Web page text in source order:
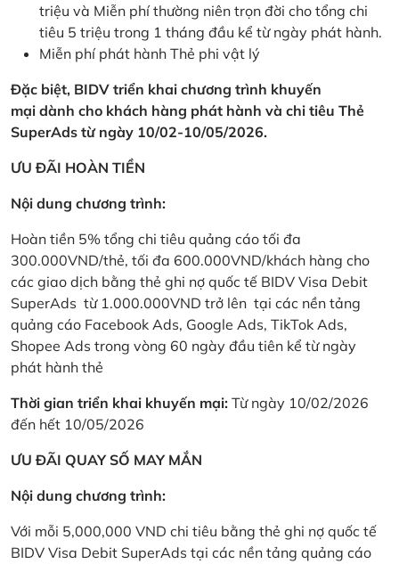
triệu và Miễn phí thường niên trọn đời cho tổng chi
tiêu 5 triệu trong 1 tháng đầu kể từ ngày phát hành.
Miễn phí phát hành Thẻ phi vật lý
Đặc biệt, BIDV triển khai chương trình khuyến
mại dành cho khách hàng phát hành và chi tiêu Thẻ
SuperAds từ ngày 10/02-10/05/2026.
ƯU ĐÃI HOÀN TIỀN
Nội dung chương trình:
Hoàn tiền 5% tổng chi tiêu quảng cáo tối đa
300.000VND/thẻ, tối đa 600.000VND/khách hàng cho
các giao dịch bằng thẻ ghi nợ quốc tế BIDV Visa Debit
SuperAds từ 1.000.000VND trở lên tại các nền tảng
quảng cáo Facebook Ads, Google Ads, TikTok Ads,
Shopee Ads trong vòng 60 ngày đầu tiên kể từ ngày
phát hành thẻ
Thời gian triển khai khuyến mại: Từ ngày 10/02/2026
đến hết 10/05/2026
ƯU ĐÃI QUAY SỐ MAY MẮN
Nội dung chương trình:
Với mỗi 5,000,000 VND chi tiêu bằng thẻ ghi nợ quốc tế
BIDV Visa Debit SuperAds tại các nền tảng quảng cáo